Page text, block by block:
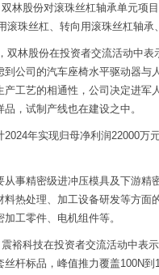
林股份对滚珠丝杠轴承单元项
滚珠丝杠、转向用滚珠丝杠轴承
双林股份在投资者交流活动中
到公司的汽车座椅水平驱动器
产工艺的相通性，公司决定进军
，试制产线也在建设之中。
2024年实现归母净利润22000万
从事精密级进冲压模具及下游精
料热处理、加工设备研发等方
工零件、电机组件等。
裕科技在投资者交流活动中表
杆标品，峰值推力覆盖100N